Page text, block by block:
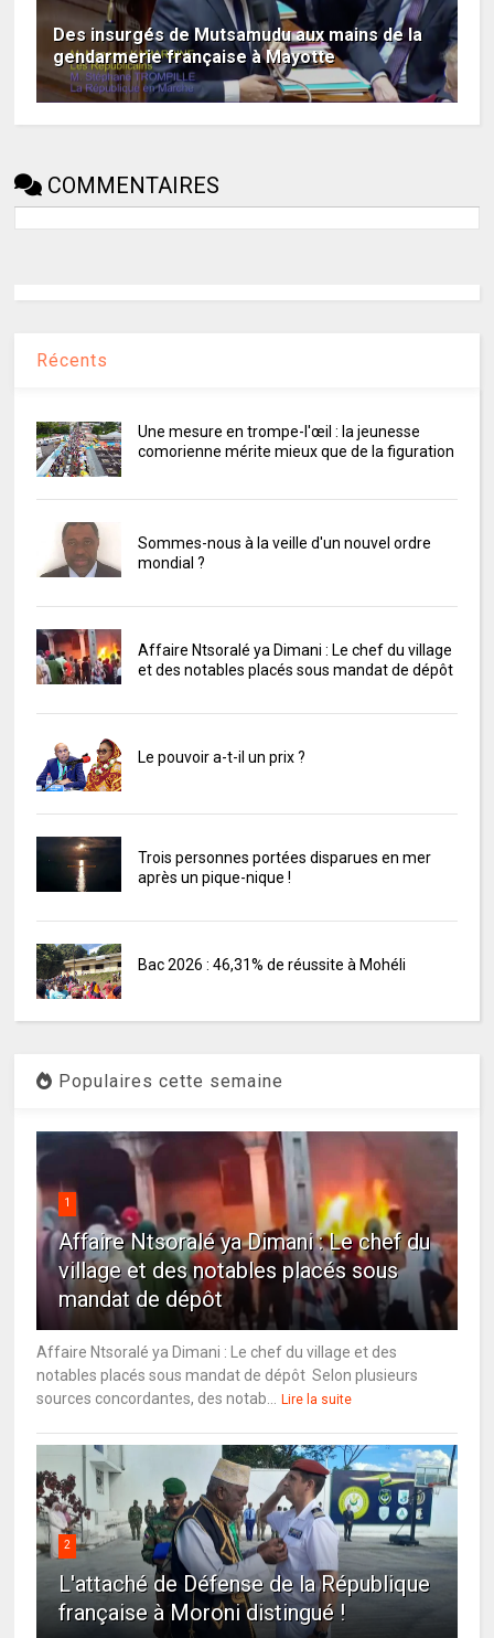
Des insurgés de Mutsamudu aux mains de la
gendarmerie française à Mayotte
COMMENTAIRES
Récents
Une mesure en trompe-l'œil : la jeunesse
comorienne mérite mieux que de la figuration
Sommes-nous à la veille d'un nouvel ordre
mondial ?
Affaire Ntsoralé ya Dimani : Le chef du village
et des notables placés sous mandat de dépôt
Le pouvoir a-t-il un prix ?
Trois personnes portées disparues en mer
après un pique-nique !
Bac 2026 : 46,31% de réussite à Mohéli
Populaires cette semaine
1
Affaire Ntsoralé ya Dimani : Le chef du
village et des notables placés sous
mandat de dépôt
Affaire Ntsoralé ya Dimani : Le chef du village et des
notables placés sous mandat de dépôt Selon plusieurs
sources concordantes, des notab...
Lire la suite
2
L'attaché de Défense de la République
française à Moroni distingué !